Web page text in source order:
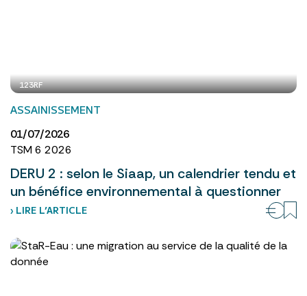
123RF
ASSAINISSEMENT
01/07/2026
TSM 6 2026
DERU 2 : selon le Siaap, un calendrier tendu et
un bénéfice environnemental à questionner
› LIRE L’ARTICLE